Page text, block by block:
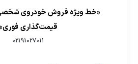
«خط ویژه فروش خودروی
قیمت‌گذاری فوری»
02191027011